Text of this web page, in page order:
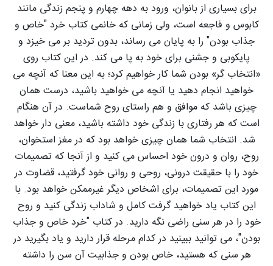
برای بسیاری از بانوان، ورود به دهه چهارم و پنجم زندگی مانند
کابوس و فاجعه است، ولی زمانی که خانمی کتاب خرد "خاص و
جذاب بودن" را به پایان می رساند، بدون تردید بر می خیزد و
پایکوبی و جشنی برای خود به پا می کند. در این کتاب روی
«انتخاب گر» بودن شما کار خواهیم کرد؛ به این معنا که آنچه می
خواهید انجام دهید یا آنچه می خواهید باشید، درست همان
چیزی باشد که موافق و هم راستای روح شماست. در آن هنگام
است که هر رفتاری با زندگی خود داشته باشید، معنی دار خواهد
شد. انتخاب شما همان چیزی خواهد بود که در مغز استخوان،
روح، روان و درون خود احساس می کنید و از آنجا که تصمیمات
خود را با حقیقت درونی، روحی و روانی خود گرفتید، قضاوت در
مورد این تصمیمات، برای اشخاص دیگر غیرممکن خواهد بود. با
این کتاب یاد خواهید گرفت کامل و شاداب زندگی کنید و روح
خود را در هر سنی راضی نگه دارید. در کتاب "خرد خاص و جذاب
بودن"، می توانید ببینید در کدام مرحله قرار دارید و یاد بگیرید در
هر سنی که هستید، خاص بودن و جذابیت آن سن را داشته